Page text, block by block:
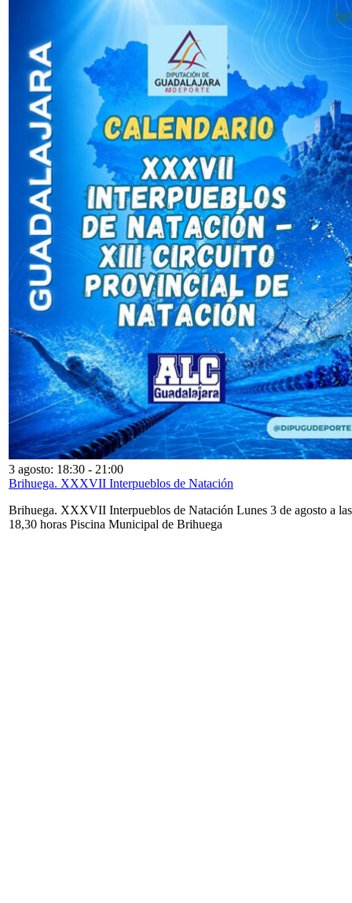
3 agosto: 18:30 - 21:00
Brihuega. XXXVII Interpueblos de Natación
Brihuega. XXXVII Interpueblos de Natación Lunes 3 de agosto a las
18,30 horas Piscina Municipal de Brihuega